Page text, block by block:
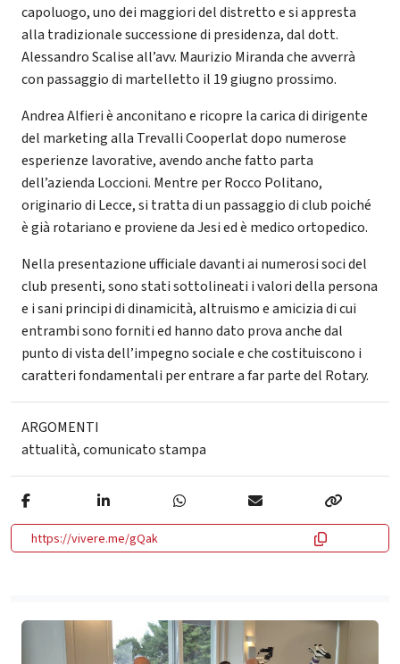
capoluogo, uno dei maggiori del distretto e si appresta
alla tradizionale successione di presidenza, dal dott.
Alessandro Scalise all’avv. Maurizio Miranda che avverrà
con passaggio di martelletto il 19 giugno prossimo.
Andrea Alfieri è anconitano e ricopre la carica di dirigente
del marketing alla Trevalli Cooperlat dopo numerose
esperienze lavorative, avendo anche fatto parta
dell’azienda Loccioni. Mentre per Rocco Politano,
originario di Lecce, si tratta di un passaggio di club poiché
è già rotariano e proviene da Jesi ed è medico ortopedico.
Nella presentazione ufficiale davanti ai numerosi soci del
club presenti, sono stati sottolineati i valori della persona
e i sani principi di dinamicità, altruismo e amicizia di cui
entrambi sono forniti ed hanno dato prova anche dal
punto di vista dell’impegno sociale e che costituiscono i
caratteri fondamentali per entrare a far parte del Rotary.
ARGOMENTI
attualità,comunicato stampa
https://vivere.me/gQak